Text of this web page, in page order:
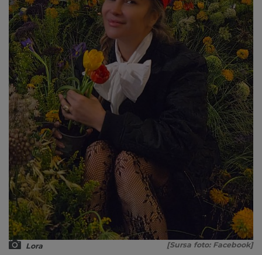
Lora [Sursa foto: Facebook]